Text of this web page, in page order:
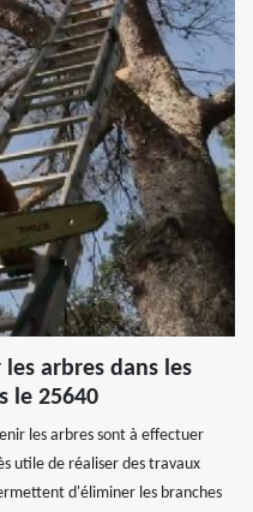
arbres dans les
le 25640
les arbres sont à effectuer
utile de réaliser des travaux
d'éliminer les branches